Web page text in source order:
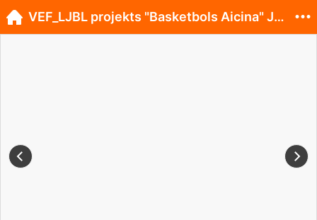
VEF_LJBL projekts "Basketbols Aicina" Jūrmalā